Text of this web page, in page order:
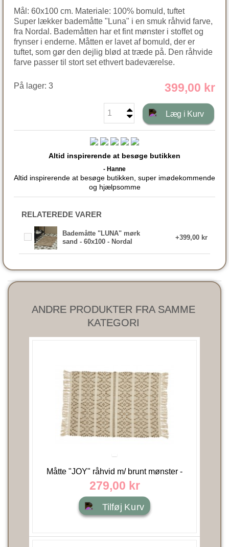
Mål: 60x100 cm. Materiale: 100% bomuld, tuftet
Super lækker bademåtte "Luna" i en smuk råhvid farve,
fra Nordal. Bademåtten har et fint mønster i stoffet og
frynser i enderne. Måtten er lavet af bomuld, der er
tuftet, som gør den dejlig blød at træde på. Den råhvide
farve passer til stort set ethvert badeværelse.
På lager: 3 399,00 kr
Læg i Kurv
Altid inspirerende at besøge butikken
- Hanne
Altid inspirerende at besøge butikken, super imødekommende
og hjælpsomme
RELATEREDE VARER
Bademåtte "LUNA" mørk
sand - 60x100 - Nordal
+399,00 kr
ANDRE PRODUKTER FRA SAMME
KATEGORI
Måtte "JOY" råhvid m/ brunt mønster -
60x90 - Nordal
279,00 kr
Tilføj Kurv